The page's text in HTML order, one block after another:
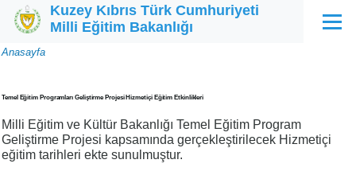
Ana içeriğe atla
Kuzey Kıbrıs Türk Cumhuriyeti
Milli Eğitim Bakanlığı
Menü
Sayfa
Anasayfa
Temel Eğitim Programları Geliştirme Projesi Hizmetiçi Eğitim Etkinlikleri
Milli Eğitim ve Kültür Bakanlığı Temel Eğitim Program
Geliştirme Projesi kapsamında gerçekleştirilecek Hizmetiçi
eğitim tarihleri ekte sunulmuştur.